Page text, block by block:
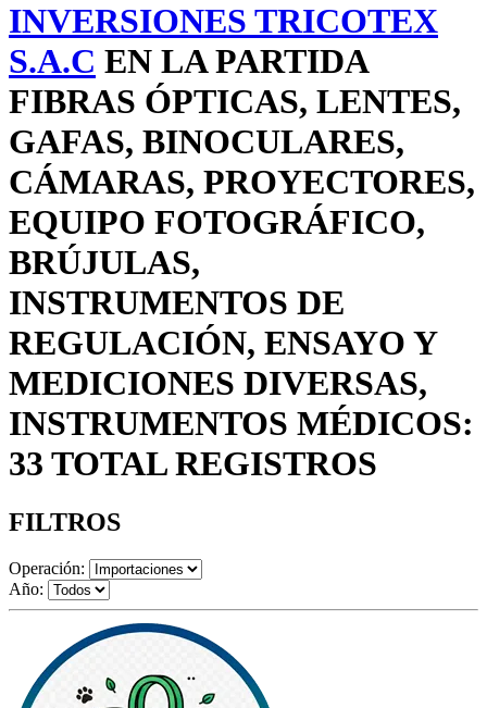
INVERSIONES TRICOTEX
S.A.C EN LA PARTIDA
FIBRAS ÓPTICAS, LENTES,
GAFAS, BINOCULARES,
CÁMARAS, PROYECTORES,
EQUIPO FOTOGRÁFICO,
BRÚJULAS,
INSTRUMENTOS DE
REGULACIÓN, ENSAYO Y
MEDICIONES DIVERSAS,
INSTRUMENTOS MÉDICOS:
33 TOTAL REGISTROS
FILTROS
Operación:
Año: